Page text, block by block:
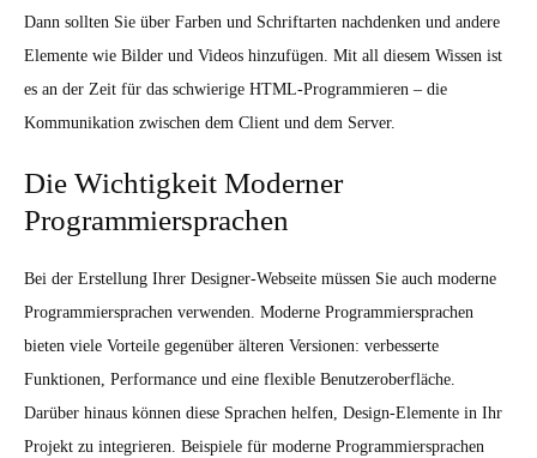
Dann sollten Sie über Farben und Schriftarten nachdenken und andere
Elemente wie Bilder und Videos hinzufügen. Mit all diesem Wissen ist
es an der Zeit für das schwierige HTML-Programmieren – die
Kommunikation zwischen dem Client und dem Server.
Die Wichtigkeit Moderner
Programmiersprachen
Bei der Erstellung Ihrer Designer-Webseite müssen Sie auch moderne
Programmiersprachen verwenden. Moderne Programmiersprachen
bieten viele Vorteile gegenüber älteren Versionen: verbesserte
Funktionen, Performance und eine flexible Benutzeroberfläche.
Darüber hinaus können diese Sprachen helfen, Design-Elemente in Ihr
Projekt zu integrieren. Beispiele für moderne Programmiersprachen